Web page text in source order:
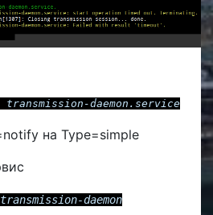
daemon.service
на Type=simple
daemon